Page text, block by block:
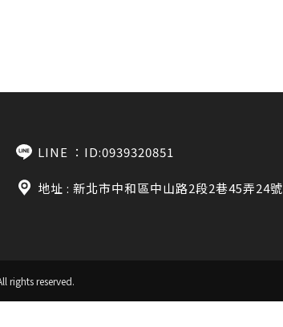
LINE ： ID:0939320851
地址 : 新北市中和區中山路2段2巷45弄24號
rights reserved.